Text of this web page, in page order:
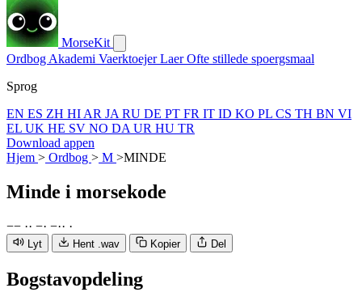
MorseKit
Ordbog Akademi VaerktoejerLaerOfte stillede spoergsmaal
Sprog
EN ES ZH HI AR JA RU DE PT FR IT ID KO PL CS TH BN VI
EL UK HE SV NO DA UR HU TR
Download appen
Hjem > Ordbog > M >MINDE
Minde i morsekode
−− ·· −· −·· ·
Lyt Hent .wav Kopier Del
Bogstavopdeling